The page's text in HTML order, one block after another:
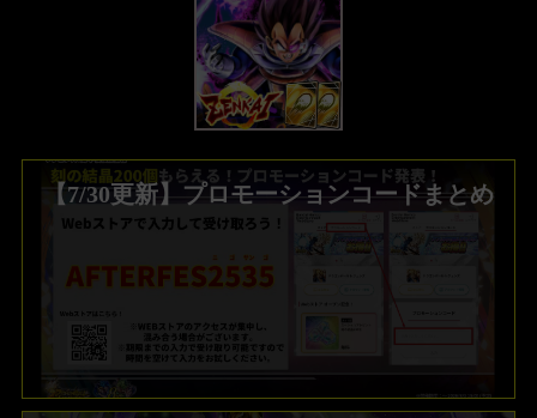
【7/30更新】プロモーションコードまとめ